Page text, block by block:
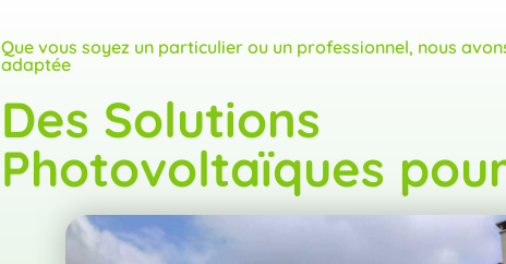
Que vous soyez un particulier ou un professionnel, nous
adaptée
Des Solutions
Photovoltaïques